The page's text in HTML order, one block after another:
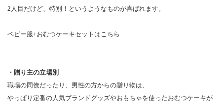
2人目だけど、特別！というようなものが喜ばれます。
ベビー服+おむつケーキセットはこちら
・贈り主の立場別
職場の同僚だったり、男性の方からの贈り物は、
やっぱり定番の人気ブランドグッズやおもちゃを使ったおむつケーキが